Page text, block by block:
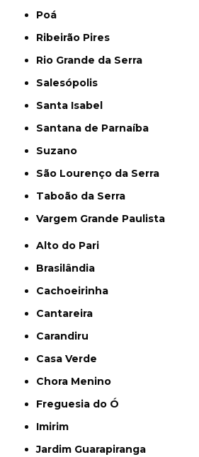
Poá
Ribeirão Pires
Rio Grande da Serra
Salesópolis
Santa Isabel
Santana de Parnaíba
Suzano
São Lourenço da Serra
Taboão da Serra
Vargem Grande Paulista
Alto do Pari
Brasilândia
Cachoeirinha
Cantareira
Carandiru
Casa Verde
Chora Menino
Freguesia do Ó
Imirim
Jardim Guarapiranga